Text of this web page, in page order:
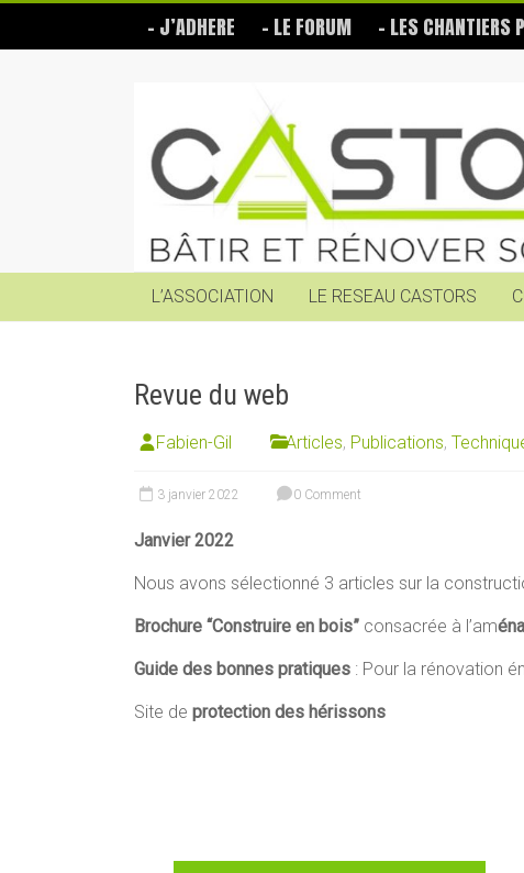
content
– J’ADHERE – LE FORUM – LES CHANTIERS
Castors
Bâtir
soi-
même
L’ASSOCIATION
LE RESEAU CASTORS
Revue du web
Fabien-Gil Articles, Publications,
3 janvier 2022 0 Comment
Janvier 2022
Nous avons sélectionné 3 articles sur la
Brochure “Construire en bois” consacrée à l’am
Guide des bonnes pratiques : Pour la rénovation
Site de protection des hérissons